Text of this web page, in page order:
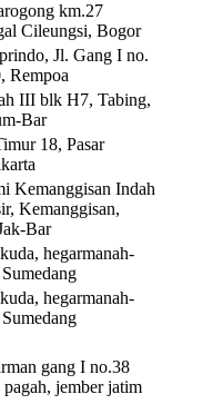
km.27
Cileungsi, Bogor
Jl. Gang I no.
Rempoa
III blk H7, Tabing,
Bar
18, Pasar
Kemanggisan Indah
Kemanggisan,
Bar
hegarmanah-
hegarmanah-
gang I no.38
jember jatim